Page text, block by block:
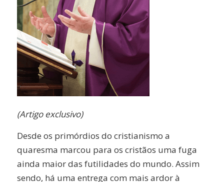
(Artigo exclusivo)
Desde os primórdios do cristianismo a
quaresma marcou para os cristãos uma fuga
ainda maior das futilidades do mundo. Assim
sendo, há uma entrega com mais ardor à